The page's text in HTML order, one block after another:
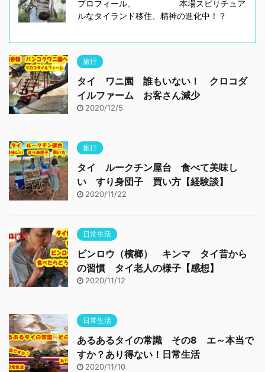
プロフィール、 本場スピリチュア
ルなタイランド移住、精神の進化中！？
旅行
タイ ワニ園 誰もいない！ クロコダ
イルファーム お客さん減少
2020/12/5
旅行
タイ ルークチン屋台 食べて美味し
い すり身団子 買い方【経験談】
2020/11/22
日常生活
ビンロウ（檳榔） キンマ タイ昔から
の習慣 タイ老人の様子【感想】
2020/11/12
日常生活
あるあるタイの常識 その8 エ～本当で
すか？あり得ない！日常生活
2020/11/10